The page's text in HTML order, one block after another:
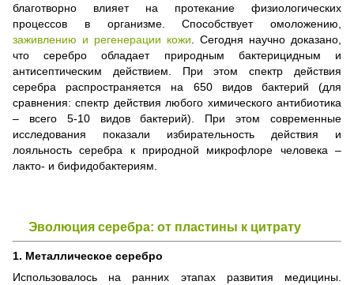
благотворно влияет на протекание физиологических
процессов в организме. Способствует омоложению,
заживлению и регенерации кожи . Сегодня научно доказано,
что серебро обладает природным бактерицидным и
антисептическим действием. При этом спектр действия
серебра распространяется на 650 видов бактерий (для
сравнения: спектр действия любого химического антибиотика
– всего 5-10 видов бактерий). При этом современные
исследования показали избирательность действия и
лояльность серебра к природной микрофлоре человека –
лакто- и бифидобактериям.
Эволюция серебра: от пластины к цитрату
1. Металлическое серебро
Использовалось на ранних этапах развития медицины.